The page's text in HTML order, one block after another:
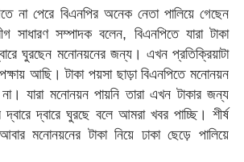
না পেরে বিএনপির অনেক নেতা পালিয়ে গেছেন
সাধারণ সম্পাদক বলেন, বিএনপিতে যারা টাকা
ঘুরছেন মনোনয়নের জন্য। এখন প্রতিক্রিয়াটা
আছি। টাকা পয়সা ছাড়া বিএনপিতে মনোনয়ন
যারা মনোনয়ন পায়নি তারা এখন টাকার জন্য
দ্বারে দ্বারে ঘুরছে বলে আমরা খবর পাচ্ছি। শীর্ষ
মনোনয়নের টাকা নিয়ে ঢাকা ছেড়ে পালিয়ে